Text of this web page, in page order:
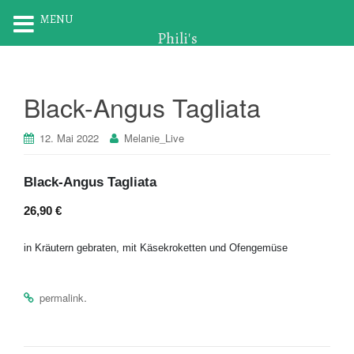
Black-Angus Tagliata
12. Mai 2022 Melanie_Live
Black-Angus Tagliata
26,90 €
in Kräutern gebraten, mit Käsekroketten und Ofengemüse
permalink.
MENU
Phili's